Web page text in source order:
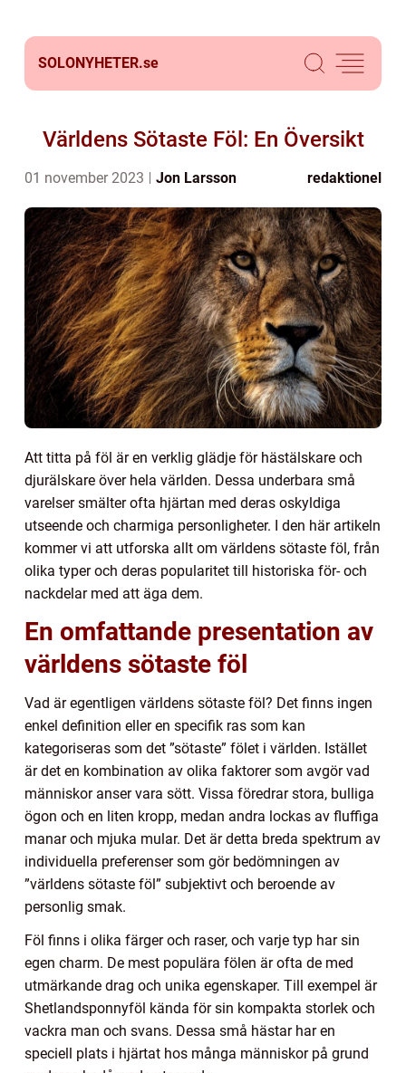
SOLONYHETER.se
Världens Sötaste Föl: En Översikt
01 november 2023 Jon Larsson redaktionel
Att titta på föl är en verklig glädje för hästälskare och
djurälskare över hela världen. Dessa underbara små
varelser smälter ofta hjärtan med deras oskyldiga
utseende och charmiga personligheter. I den här artikeln
kommer vi att utforska allt om världens sötaste föl, från
olika typer och deras popularitet till historiska för- och
nackdelar med att äga dem.
En omfattande presentation av
världens sötaste föl
Vad är egentligen världens sötaste föl? Det finns ingen
enkel definition eller en specifik ras som kan
kategoriseras som det ”sötaste” fölet i världen. Istället
är det en kombination av olika faktorer som avgör vad
människor anser vara sött. Vissa föredrar stora, bulliga
ögon och en liten kropp, medan andra lockas av fluffiga
manar och mjuka mular. Det är detta breda spektrum av
individuella preferenser som gör bedömningen av
”världens sötaste föl” subjektivt och beroende av
personlig smak.
Föl finns i olika färger och raser, och varje typ har sin
egen charm. De mest populära fölen är ofta de med
utmärkande drag och unika egenskaper. Till exempel är
Shetlandsponnyföl kända för sin kompakta storlek och
vackra man och svans. Dessa små hästar har en
speciell plats i hjärtat hos många människor på grund